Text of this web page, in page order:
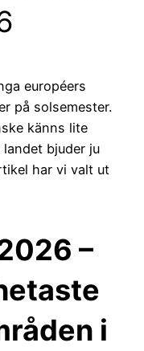
européers
på solsemester.
känns lite
bjuder ju
har vi valt ut
–
i